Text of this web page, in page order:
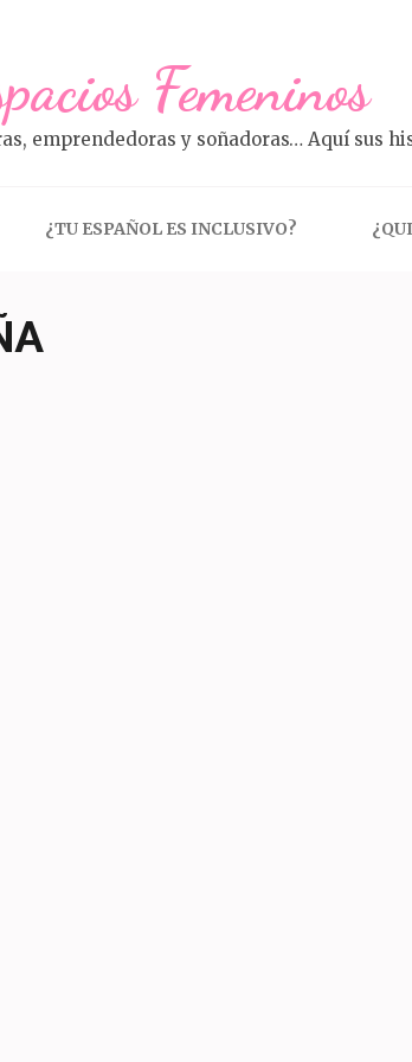
Femeninos
emprendedoras y soñadoras… Aquí sus
¿TU ESPAÑOL ES INCLUSIVO?